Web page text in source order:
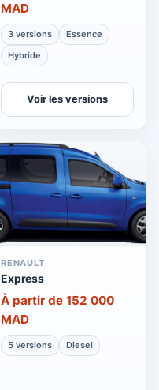
MAD
3 versions
Essence
Hybride
Voir les versions
RENAULT
Express
À partir de 152 000
MAD
5 versions Diesel